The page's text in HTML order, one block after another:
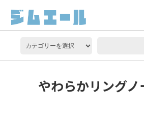
やわらかリング